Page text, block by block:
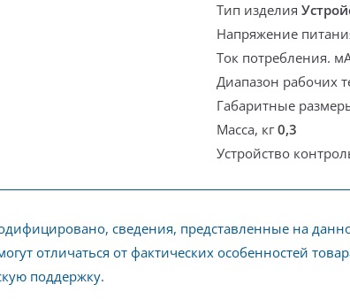
Тип изделия
Напряжение
Ток потребления.
Диапазон рабочих
Габаритные
Масса, кг0,3
Устройство
сведения, представленные на
отличаться от фактических особенностей
поддержку.